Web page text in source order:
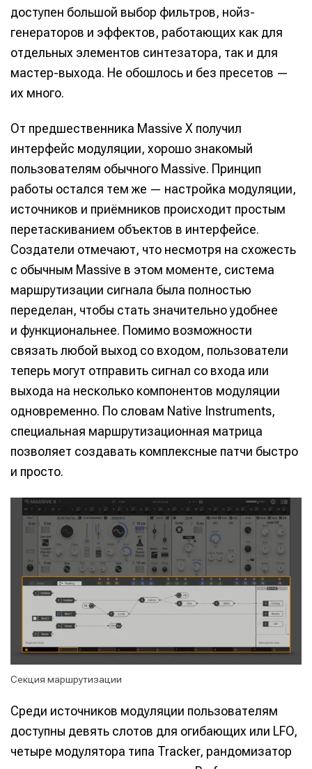
доступен большой выбор фильтров, нойз-
генераторов и эффектов, работающих как для
отдельных элементов синтезатора, так и для
мастер-выхода. Не обошлось и без пресетов —
их много.
От предшественника Massive X получил
интерфейс модуляции, хорошо знакомый
пользователям обычного Massive. Принцип
работы остался тем же — настройка модуляции,
источников и приёмников происходит простым
перетаскиванием объектов в интерфейсе.
Создатели отмечают, что несмотря на схожесть
с обычным Massive в этом моменте, система
маршрутизации сигнала была полностью
переделан, чтобы стать значительно удобнее
и функциональнее. Помимо возможности
связать любой выход со входом, пользователи
теперь могут отправить сигнал со входа или
выхода на несколько компонентов модуляции
одновременно. По словам Native Instruments,
специальная маршрутизационная матрица
позволяет создавать комплексные патчи быстро
и просто.
Секция маршрутизации
Среди источников модуляции пользователям
доступны девять слотов для огибающих или LFO,
четыре модулятора типа Tracker, рандомизатор